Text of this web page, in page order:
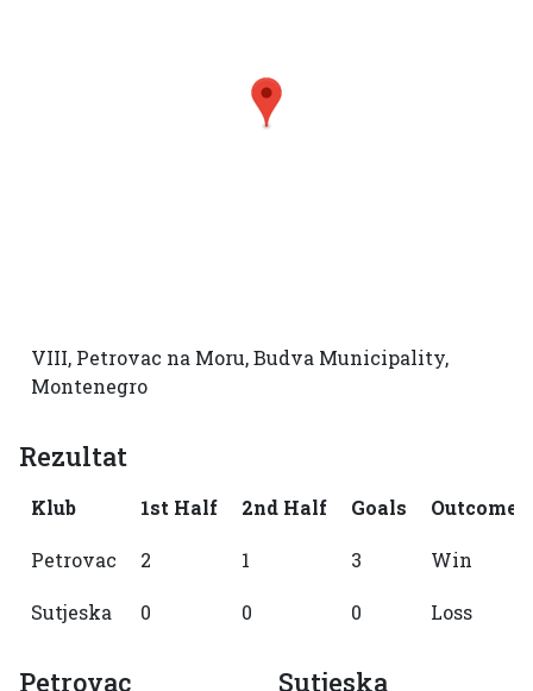
VIII, Petrovac na Moru, Budva Municipality,
Montenegro
Rezultat
Klub 1st Half 2nd Half Goals Outcome
Petrovac 2 1 3 Win
Sutjeska 0 0 0 Loss
Petrovac Sutjeska